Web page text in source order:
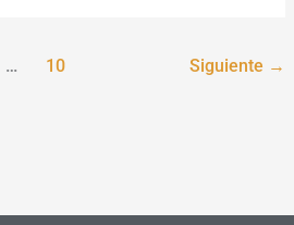
… 10 Siguiente →